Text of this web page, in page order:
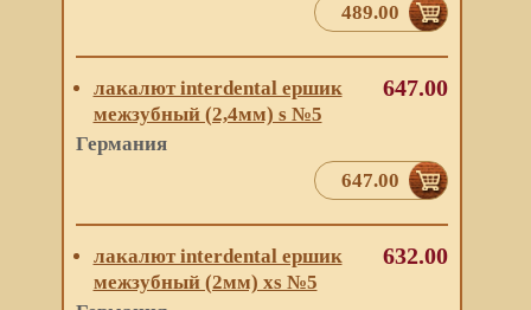
489.00
лакалют interdental ершик
межзубный (2,4мм) s №5
Германия
647.00
647.00
лакалют interdental ершик
межзубный (2мм) xs №5
632.00